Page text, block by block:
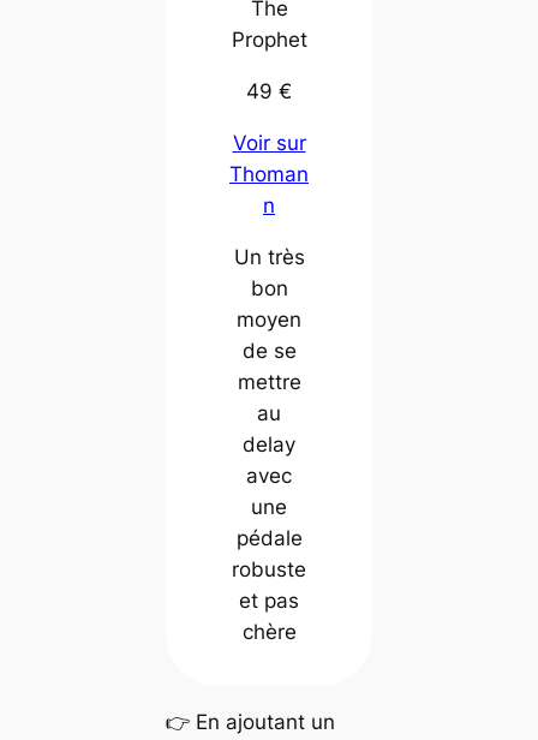
The
Prophet
49 €
Voir sur
Thoman
n
Un très
bon
moyen
de se
mettre
au
delay
avec
une
pédale
robuste
et pas
chère
👉 En ajoutant un